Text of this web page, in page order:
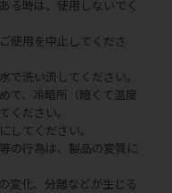
る時は、使用しないでく
使用を中止してくださ
洗い流してください。
て、冷暗所（暗くて温度
ください。
てください。
の行為は、製品の変質に
変化、分離などが生じる